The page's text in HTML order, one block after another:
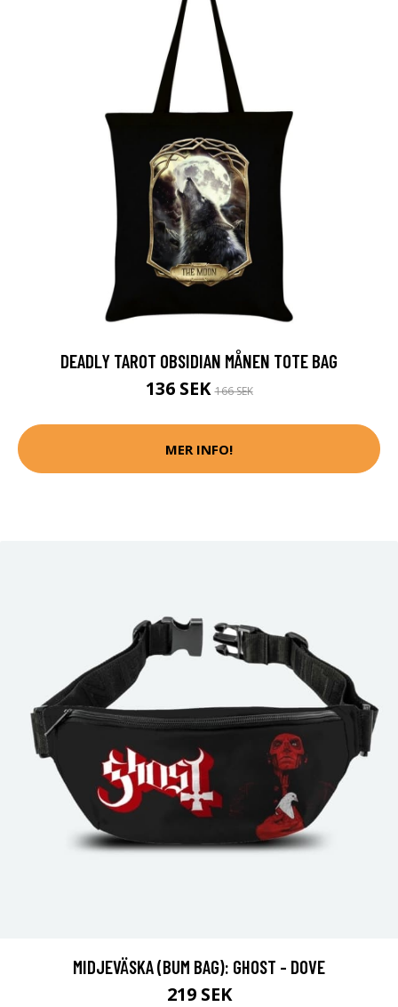
DEADLY TAROT OBSIDIAN MÅNEN TOTE BAG
136 SEK166 SEK
MER INFO!
MIDJEVÄSKA (BUM BAG): GHOST - DOVE
219 SEK